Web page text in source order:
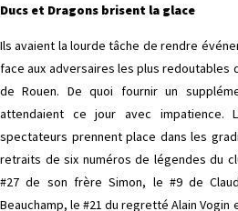
Ducs et Dragons brisent la glace
Ils avaient la lourde tâche de rendre
face aux adversaires les plus redoutables
de Rouen. De quoi fournir un
attendaient ce jour avec impatience.
spectateurs prennent place dans les
retraits de six numéros de légendes du
#27 de son frère Simon, le #9 de
Beauchamp, le #21 du regretté Alain Vogin